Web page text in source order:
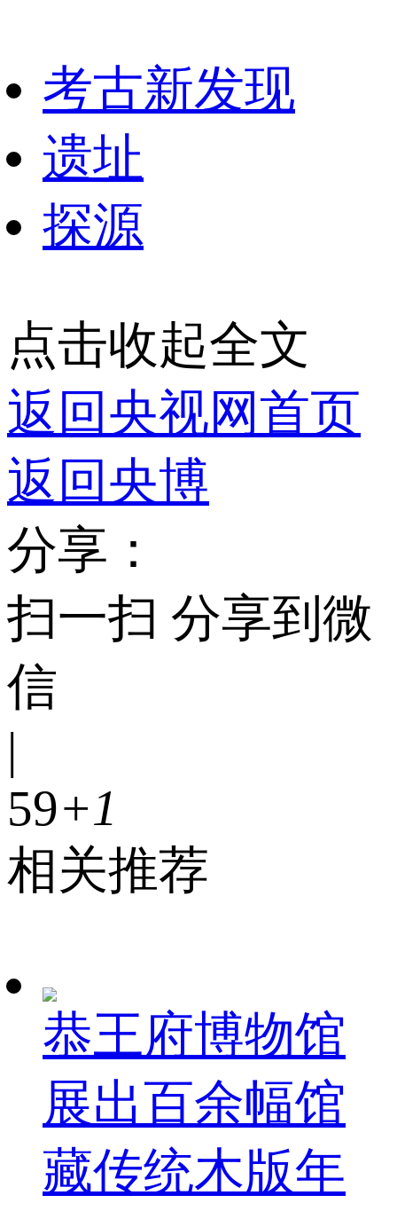
考古新发现
遗址
探源
点击收起全文
返回央视网首页
返回央博
分享：
扫一扫 分享到微
信
|
59+1
相关推荐
恭王府博物馆
展出百余幅馆
藏传统木版年